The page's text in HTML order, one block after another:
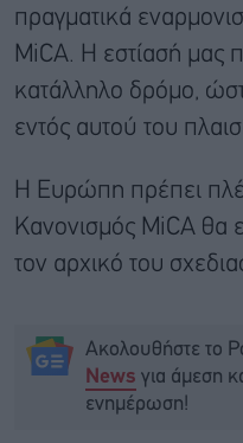
πραγματικά
MiCA. Η εστίασή μας
κατάλληλο δρόμο,
εντός αυτού του
Η Ευρώπη πρέπει
Κανονισμός MiCA θα
τον αρχικό του
Ακολουθήστε το
News για άμεση
ενημέρωση!